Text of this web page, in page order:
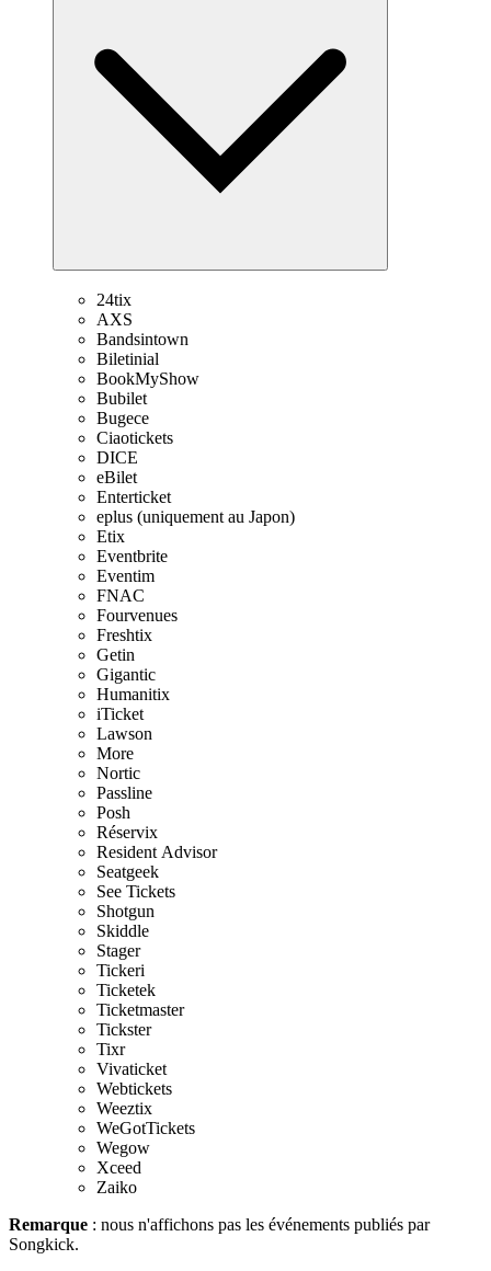
24tix
AXS
Bandsintown
Biletinial
BookMyShow
Bubilet
Bugece
Ciaotickets
DICE
eBilet
Enterticket
eplus (uniquement au Japon)
Etix
Eventbrite
Eventim
FNAC
Fourvenues
Freshtix
Getin
Gigantic
Humanitix
iTicket
Lawson
More
Nortic
Passline
Posh
Réservix
Resident Advisor
Seatgeek
See Tickets
Shotgun
Skiddle
Stager
Tickeri
Ticketek
Ticketmaster
Tickster
Tixr
Vivaticket
Webtickets
Weeztix
WeGotTickets
Wegow
Xceed
Zaiko
Remarque : nous n'affichons pas les événements publiés par
Songkick.